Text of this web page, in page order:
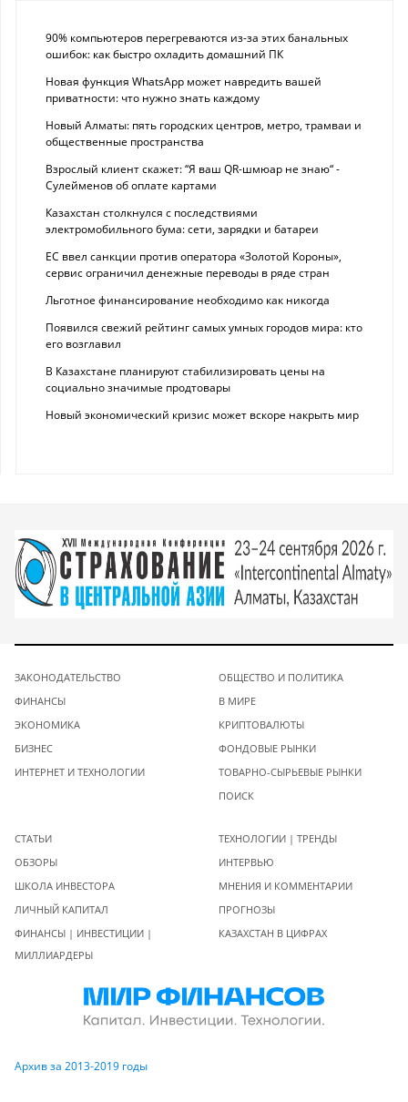
90% компьютеров перегреваются из-за этих банальных
ошибок: как быстро охладить домашний ПК
Новая функция WhatsApp может навредить вашей
приватности: что нужно знать каждому
Новый Алматы: пять городских центров, метро, трамваи и
общественные пространства
Взрослый клиент скажет: “Я ваш QR-шмюар не знаю“ -
Сулейменов об оплате картами
Казахстан столкнулся с последствиями
электромобильного бума: сети, зарядки и батареи
ЕС ввел санкции против оператора «Золотой Короны»,
сервис ограничил денежные переводы в ряде стран
Льготное финансирование необходимо как никогда
Появился свежий рейтинг самых умных городов мира: кто
его возглавил
В Казахстане планируют стабилизировать цены на
социально значимые продтовары
Новый экономический кризис может вскоре накрыть мир
ЗАКОНОДАТЕЛЬСТВО
ФИНАНСЫ
ЭКОНОМИКА
БИЗНЕС
ИНТЕРНЕТ И ТЕХНОЛОГИИ
ОБЩЕСТВО И ПОЛИТИКА
В МИРЕ
КРИПТОВАЛЮТЫ
ФОНДОВЫЕ РЫНКИ
ТОВАРНО-СЫРЬЕВЫЕ РЫНКИ
ПОИСК
СТАТЬИ
ОБЗОРЫ
ШКОЛА ИНВЕСТОРА
ЛИЧНЫЙ КАПИТАЛ
ФИНАНСЫ | ИНВЕСТИЦИИ |
МИЛЛИАРДЕРЫ
ТЕХНОЛОГИИ | ТРЕНДЫ
ИНТЕРВЬЮ
МНЕНИЯ И КОММЕНТАРИИ
ПРОГНОЗЫ
КАЗАХСТАН В ЦИФРАХ
Архив за 2013-2019 годы